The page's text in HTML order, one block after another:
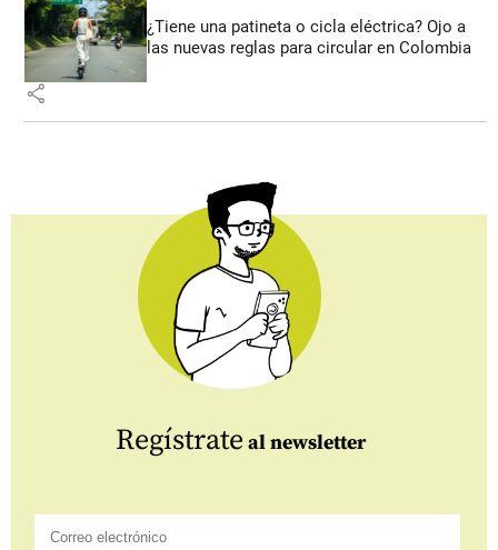
¿Tiene una patineta o cicla eléctrica? Ojo a
las nuevas reglas para circular en Colombia
share
Regístrate al newsletter